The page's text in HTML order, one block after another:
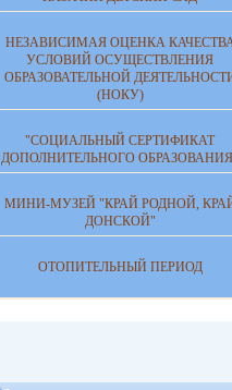
НЕЗАВИСИМАЯ ОЦЕНКА
УСЛОВИЙ ОСУЩЕСТВЛЕНИЯ
ОБРАЗОВАТЕЛЬНОЙ
(НОКУ)
"СОЦИАЛЬНЫЙ СЕРТИФИКАТ
ДОПОЛНИТЕЛЬНОГО
МИНИ-МУЗЕЙ "КРАЙ РОДНОЙ,
ДОНСКОЙ"
ОТОПИТЕЛЬНЫЙ ПЕРИОД